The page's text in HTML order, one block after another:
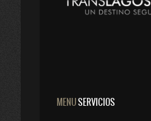
MENUSERVICIOS